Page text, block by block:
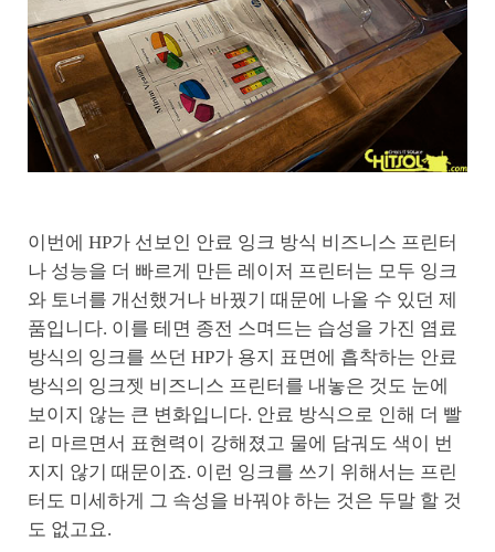
이번에 HP가 선보인 안료 잉크 방식 비즈니스 프린터
나 성능을 더 빠르게 만든 레이저 프린터는 모두 잉크
와 토너를 개선했거나 바꿨기 때문에 나올 수 있던 제
품입니다. 이를 테면 종전 스며드는 습성을 가진 염료
방식의 잉크를 쓰던 HP가 용지 표면에 흡착하는 안료
방식의 잉크젯 비즈니스 프린터를 내놓은 것도 눈에
보이지 않는 큰 변화입니다. 안료 방식으로 인해 더 빨
리 마르면서 표현력이 강해졌고 물에 담궈도 색이 번
지지 않기 때문이죠. 이런 잉크를 쓰기 위해서는 프린
터도 미세하게 그 속성을 바꿔야 하는 것은 두말 할 것
도 없고요.